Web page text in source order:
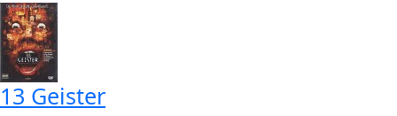
13 Geister